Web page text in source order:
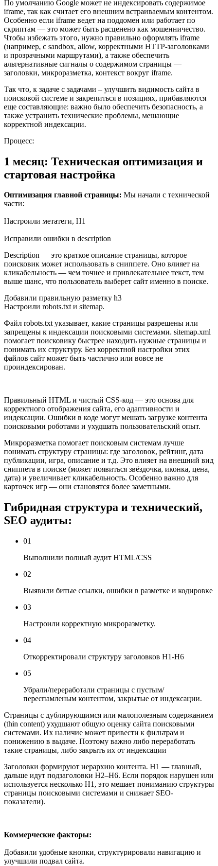
По умолчанию Google может не индексировать содержимое
iframe, так как считает его внешним встраиваемым контентом.
Особенно если iframe ведет на поддомен или работает по
скриптам — это может быть расценено как мошенничество.
Чтобы избежать этого, нужно правильно оформлять iframe
(например, с sandbox, allow, корректными HTTP-заголовками
и прозрачными маршрутами), а также обеспечить
альтернативные сигналы о содержимом страницы —
заголовки, микроразметка, контекст вокруг iframe.
Так что, к задаче с задачами – улучшить видимость сайта в
поисковой системе и закрепиться в позициях, прибавляются
еще составляющие: важно было обеспечить безопасность, а
также устранить технические проблемы, мешающие
корректной индексации.
Процесс:
1 месяц: Техническая оптимизация и
стартовая настройка
Оптимизация главной страницы: Мы начали с технической
части:
Настроили метатеги, H1
Исправили ошибки в description
Description — это краткое описание страницы, которое
поисковик может использовать в сниппете. Оно влияет на
кликабельность — чем точнее и привлекательнее текст, тем
выше шанс, что пользователь выберет сайт именно в поиске.
Добавили правильную разметку h3
Настроили robots.txt и sitemap.
Файл robots.txt указывает, какие страницы разрешены или
запрещены к индексации поисковыми системами. sitemap.xml
помогает поисковику быстрее находить нужные страницы и
понимать их структуру. Без корректной настройки этих
файлов сайт может быть частично или вовсе не
проиндексирован.
Правильный HTML и чистый CSS-код — это основа для
корректного отображения сайта, его адаптивности и
индексации. Ошибки в коде могут мешать загрузке контента
поисковыми роботами и ухудшать пользовательский опыт.
Микроразметка помогает поисковым системам лучше
понимать структуру страницы: где заголовок, рейтинг, дата
публикации, игра, описание и т.д. Это влияет на внешний вид
сниппета в поиске (может появиться звёздочка, иконка, цена,
дата) и увеличивает кликабельность. Особенно важно для
карточек игр — они становятся более заметными.
Гибридная структура и технический,
SEO аудиты:
01
Выполнили полный аудит HTML/CSS
02
Выявили битые ссылки, ошибки в разметке и кодировке
03
Настроили корректную микроразметку.
04
Откорректировали структуру заголовков H1-H6
05
Убрали/переработали страницы с пустым/
переспамленым контентом, закрытые от индексации.
Страницы с дублирующимся или малополезным содержанием
(thin content) ухудшают общую оценку сайта поисковыми
системами. Их наличие может привести к фильтрам и
понижению в выдаче. Поэтому важно либо переработать
такие страницы, либо закрыть их от индексации
Заголовки формируют иерархию контента. H1 — главный,
дальше идут подзаголовки H2–H6. Если порядок нарушен или
используется несколько H1, это мешает пониманию структуры
страницы поисковыми системами и снижает SEO-
показатели).
Коммерческие факторы:
Добавили удобные кнопки, структурировали навигацию и
улучшили подвал сайта.